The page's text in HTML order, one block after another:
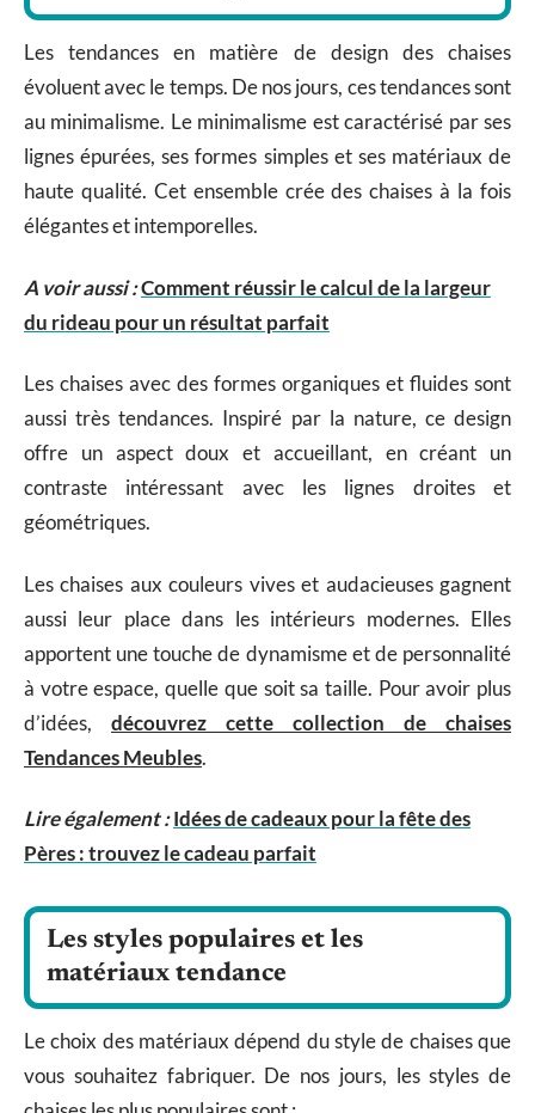
Les tendances en matière de design des chaises
évoluent avec le temps. De nos jours, ces tendances sont
au minimalisme. Le minimalisme est caractérisé par ses
lignes épurées, ses formes simples et ses matériaux de
haute qualité. Cet ensemble crée des chaises à la fois
élégantes et intemporelles.
A voir aussi :Comment réussir le calcul de la largeur
du rideau pour un résultat parfait
Les chaises avec des formes organiques et fluides sont
aussi très tendances. Inspiré par la nature, ce design
offre un aspect doux et accueillant, en créant un
contraste intéressant avec les lignes droites et
géométriques.
Les chaises aux couleurs vives et audacieuses gagnent
aussi leur place dans les intérieurs modernes. Elles
apportent une touche de dynamisme et de personnalité
à votre espace, quelle que soit sa taille. Pour avoir plus
d’idées, découvrez cette collection de chaises
Tendances Meubles.
Lire également :Idées de cadeaux pour la fête des
Pères : trouvez le cadeau parfait
Les styles populaires et les
matériaux tendance
Le choix des matériaux dépend du style de chaises que
vous souhaitez fabriquer. De nos jours, les styles de